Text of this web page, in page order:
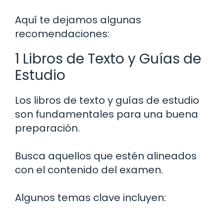
Aquí te dejamos algunas
recomendaciones:
1 Libros de Texto y Guías de
Estudio
Los libros de texto y guías de estudio
son fundamentales para una buena
preparación.
Busca aquellos que estén alineados
con el contenido del examen.
Algunos temas clave incluyen: